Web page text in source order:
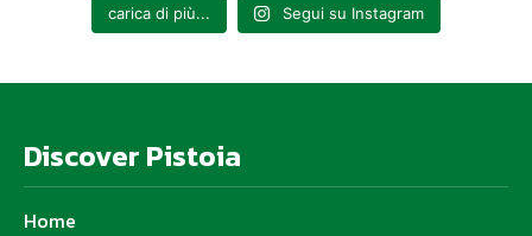
carica di più... Segui su Instagram
Discover Pistoia
Home